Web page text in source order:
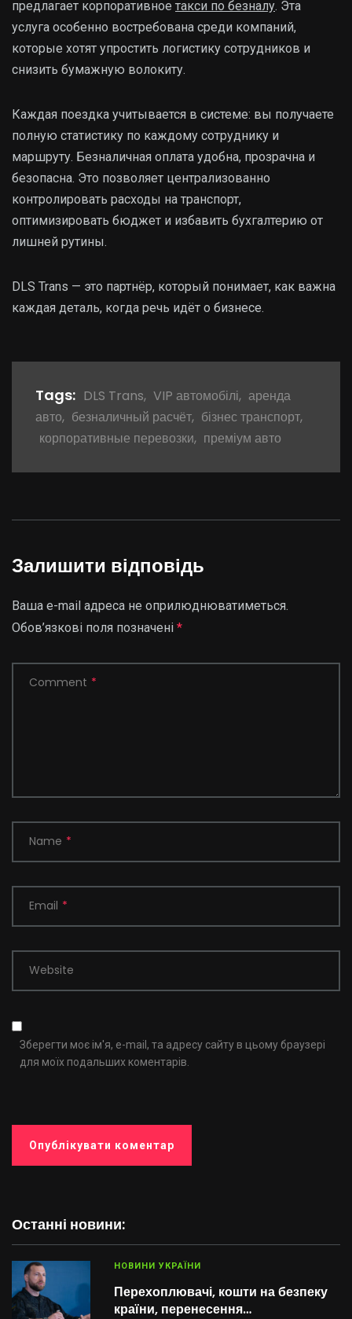
Останні новини:
НОВИНИ УКРАЇНИ
Перехоплювачі, кошти на безпеку
країни, перенесення…
предлагает корпоративное такси по безналу. Эта
услуга особенно востребована среди компаний,
которые хотят упростить логистику сотрудников и
снизить бумажную волокиту.
Каждая поездка учитывается в системе: вы получаете
полную статистику по каждому сотруднику и
маршруту. Безналичная оплата удобна, прозрачна и
безопасна. Это позволяет централизованно
контролировать расходы на транспорт,
оптимизировать бюджет и избавить бухгалтерию от
лишней рутины.
DLS Trans — это партнёр, который понимает, как важна
каждая деталь, когда речь идёт о бизнесе.
Tags: DLS Trans, VIP автомобілі, аренда
авто, безналичный расчёт, бізнес транспорт,
корпоративные перевозки, преміум авто
Залишити відповідь
Ваша e-mail адреса не оприлюднюватиметься.
Обов’язкові поля позначені *
Comment *
Name *
Email *
Website
Зберегти моє ім'я, e-mail, та адресу сайту в цьому браузері
для моїх подальших коментарів.